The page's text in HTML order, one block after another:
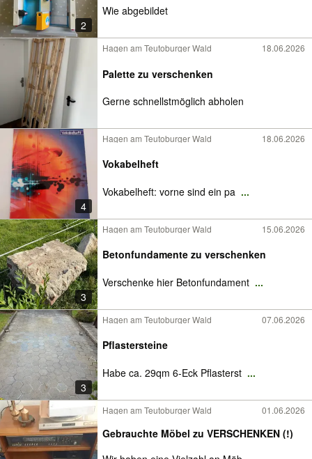
2
Wie abgebildet
Hagen am Teutoburger Wald 18.06.2026
Palette zu verschenken
Gerne schnellstmöglich abholen
4
Hagen am Teutoburger Wald 18.06.2026
Vokabelheft
Vokabelheft: vorne sind ein pa ...
3
Hagen am Teutoburger Wald 15.06.2026
Betonfundamente zu verschenken
Verschenke hier Betonfundament ...
3
Hagen am Teutoburger Wald 07.06.2026
Pflastersteine
Habe ca. 29qm 6-Eck Pflasterst ...
Hagen am Teutoburger Wald 01.06.2026
Gebrauchte Möbel zu VERSCHENKEN (!)